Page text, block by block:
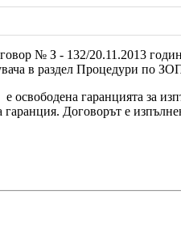
№ З - 132/20.11.2013
в раздел Процедури по
освободена гаранцията
Договорът е